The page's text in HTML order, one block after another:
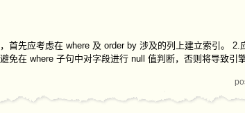
首先应考虑在 where 及 order by 涉及的列上建立索引。
免在 where 子句中对字段进行 null 值判断，否则将导致引